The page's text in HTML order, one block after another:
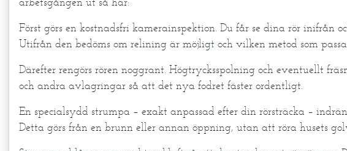
Först görs en kostnadsfri kamerainspektion. Du får se dina rör inifrån
Utifrån den bedöms om relining är möjligt och vilken metod som
Därefter rengörs rören noggrant. Högtrycksspolning och eventuellt
och andra avlagringar så att det nya fodret fäster ordentligt.
En specialsydd strumpa – exakt anpassad efter din rörsträcka –
Detta görs från en brunn eller annan öppning, utan att röra husets